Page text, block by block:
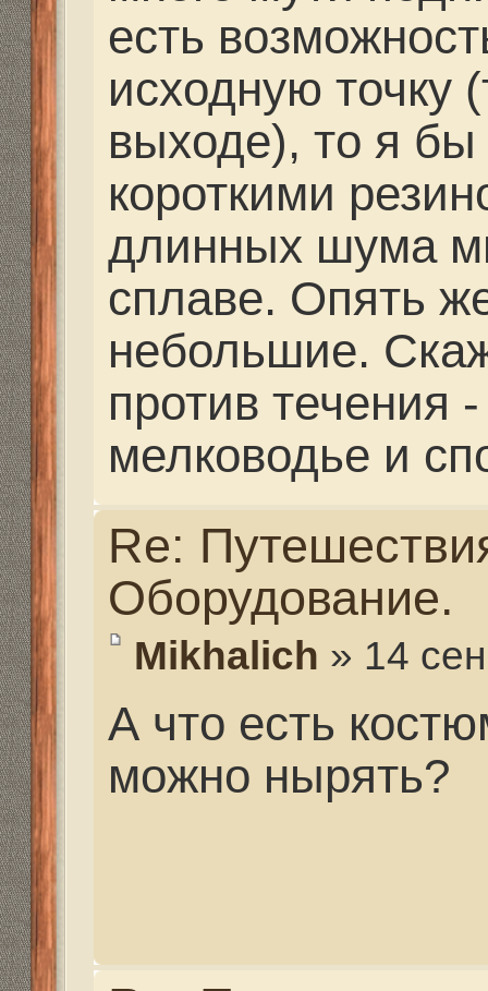
Есть, но простому
они не по карману.
и летом. У меня 7
нырял в 5 мм.
воды до окончания
должна быть только
вылезти из воды
костюм попадает
замерзает, а
энергии. При
теплую воду,
еще тепло.
Re: Путешествия.
Оборудование.
Mikhalich» 14 сен 2013,
Маски тоже какие то
Оборудование.